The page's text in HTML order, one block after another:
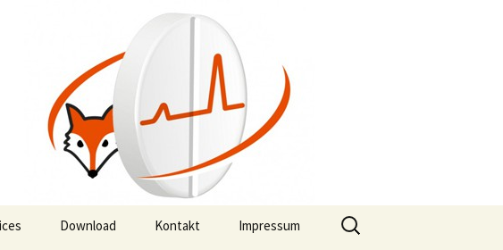
Download Kontakt Impressum
Search
for: